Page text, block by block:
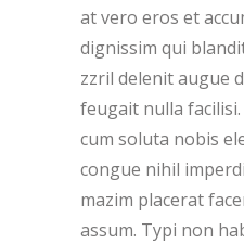
at vero eros et
dignissim qui
zzril delenit augue
feugait nulla
cum soluta nobis
congue nihil
mazim placerat
assum. Typi non